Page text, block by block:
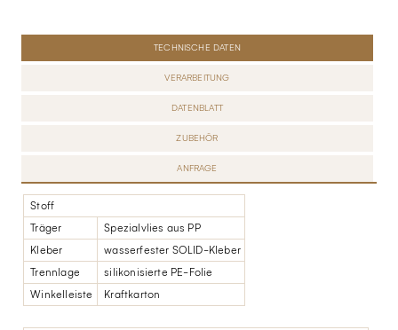
TECHNISCHE DATEN
VERARBEITUNG
DATENBLATT
ZUBEHÖR
ANFRAGE
Stoff
Träger
Spezialvlies aus PP
Kleber
wasserfester SOLID-Kleber
Trennlage
silikonisierte PE-Folie
Winkelleiste
Kraftkarton